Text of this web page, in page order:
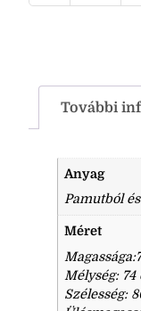
További
Anyag
Pamutból
Méret
Mélység: 74
Szélesség: